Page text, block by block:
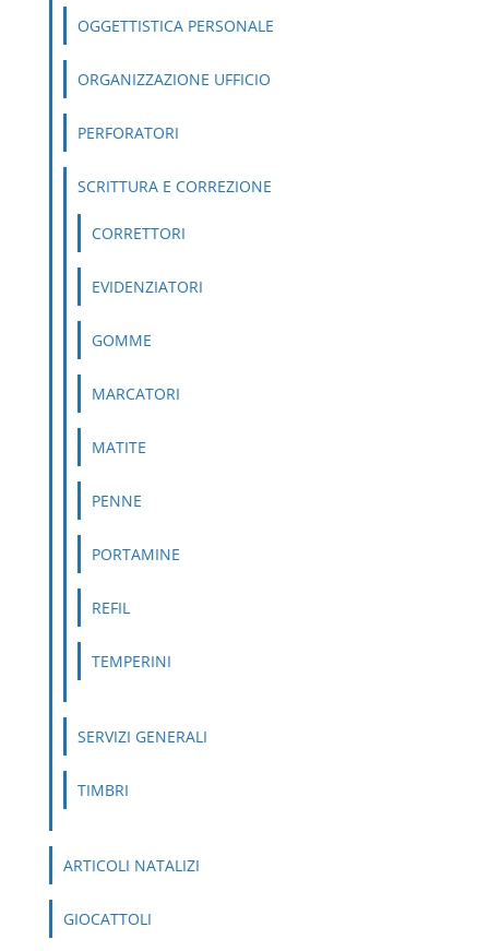
OGGETTISTICA PERSONALE
ORGANIZZAZIONE UFFICIO
PERFORATORI
SCRITTURA E CORREZIONE
CORRETTORI
EVIDENZIATORI
GOMME
MARCATORI
MATITE
PENNE
PORTAMINE
REFIL
TEMPERINI
SERVIZI GENERALI
TIMBRI
ARTICOLI NATALIZI
GIOCATTOLI